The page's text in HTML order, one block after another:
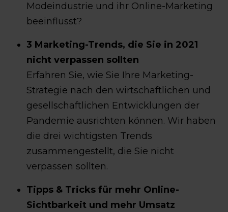
Modeindustrie und ihr Online-Marketing
beeinflusst?
3 Marketing-Trends, die Sie in 2021
nicht verpassen sollten
Erfahren Sie, wie Sie Ihre Marketing-
Strategie nach den wirtschaftlichen und
gesellschaftlichen Entwicklungen der
Pandemie ausrichten können. Wir haben
die drei wichtigsten Trends
zusammengestellt, die Sie nicht
verpassen sollten.
Tipps & Tricks für mehr Online-
Sichtbarkeit und mehr Umsatz